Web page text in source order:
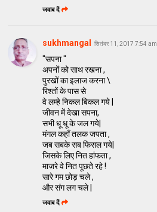
जवाब दें
sukhmangal सितंबर 11, 2017 7:54 am
"सपना "
अपनों को साथ रखना ,
पुरखों का इलाज करना \
रिश्तों के पास से
वे लम्हे निकल बिकल गये |
जीवन में देखा सपना,
सभी धू धू के जल गये|
मंगल कहाँ तलक जपता ,
जब सबके सब फिसल गये|
जिसके लिए नित हांफता ,
माजरे वे नित पूछते रहे !
सारे गम छोड़ चले ,
और संग लग चले |
जवाब दें